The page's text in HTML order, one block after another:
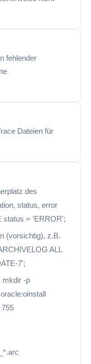
fehlender
Dateien für
des
status, error
status = 'ERROR';
(vorsichtig), z.B.
ALL
7';
mkdir -p